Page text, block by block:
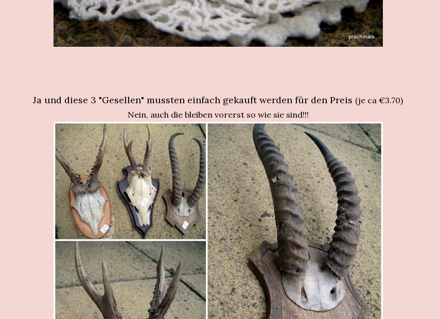
Ja und diese 3 "Gesellen" mussten einfach gekauft werden für den Preis (je ca €3.70)
Nein, auch die bleiben vorerst so wie sie sind!!!